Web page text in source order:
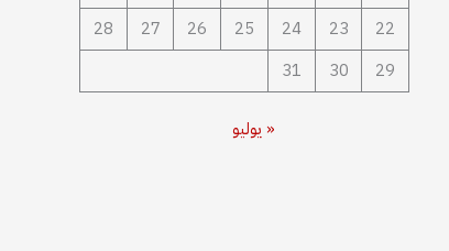
22
23
24
25
26
27
28
29
30
31
« يوليو